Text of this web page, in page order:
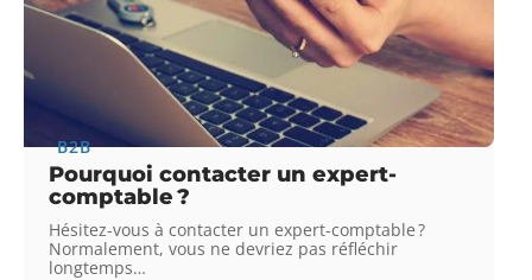
B2B
Pourquoi contacter un expert-
comptable ?
Hésitez-vous à contacter un expert-comptable ?
Normalement, vous ne devriez pas réfléchir
longtemps…